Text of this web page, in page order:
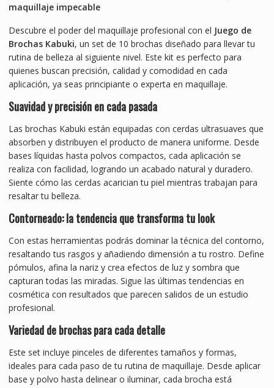
maquillaje impecable
Descubre el poder del maquillaje profesional con el Juego de
Brochas Kabuki, un set de 10 brochas diseñado para llevar tu
rutina de belleza al siguiente nivel. Este kit es perfecto para
quienes buscan precisión, calidad y comodidad en cada
aplicación, ya seas principiante o experta en maquillaje.
Suavidad y precisión en cada pasada
Las brochas Kabuki están equipadas con cerdas ultrasuaves que
absorben y distribuyen el producto de manera uniforme. Desde
bases líquidas hasta polvos compactos, cada aplicación se
realiza con facilidad, logrando un acabado natural y duradero.
Siente cómo las cerdas acarician tu piel mientras trabajan para
resaltar tu belleza.
Contorneado: la tendencia que transforma tu look
Con estas herramientas podrás dominar la técnica del contorno,
resaltando tus rasgos y añadiendo dimensión a tu rostro. Define
pómulos, afina la nariz y crea efectos de luz y sombra que
capturan todas las miradas. Sigue las últimas tendencias en
cosmética con resultados que parecen salidos de un estudio
profesional.
Variedad de brochas para cada detalle
Este set incluye pinceles de diferentes tamaños y formas,
ideales para cada paso de tu rutina de maquillaje. Desde aplicar
base y polvo hasta delinear o iluminar, cada brocha está